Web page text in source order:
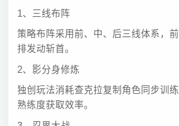
1、三线布阵
策略布阵采用前、中、后三线体系，
排发动斩首。
2、影分身修炼
独创玩法消耗查克拉复制角色同步训
熟练度获取效率。